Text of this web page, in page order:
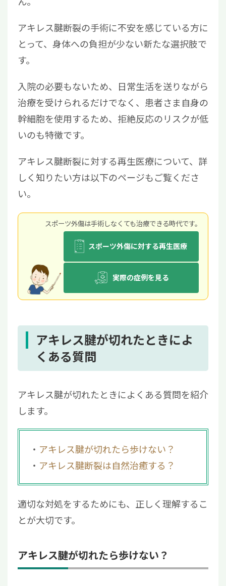
アキレス腱断裂の手術に不安を感じている方に
とって、身体への負担が少ない新たな選択肢で
す。
入院の必要もないため、日常生活を送りながら
治療を受けられるだけでなく、患者さま自身の
幹細胞を使用するため、拒絶反応のリスクが低
いのも特徴です。
アキレス腱断裂に対する再生医療について、詳
しく知りたい方は以下のページもご覧くださ
い。
スポーツ外傷は⼿術しなくても治療できる時代です。
スポーツ外傷に対する再生医療
実際の症例を見る
アキレス腱が切れたときによ
くある質問
アキレス腱が切れたときによくある質問を紹介
します。
アキレス腱が切れたら歩けない？
アキレス腱断裂は自然治癒する？
適切な対処をするためにも、正しく理解するこ
とが大切です。
アキレス腱が切れたら歩けない？